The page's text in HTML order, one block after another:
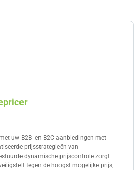
orderverwerking, tools
uw B2B- en B2C-aanbiedingen met
prijsstrategieën van
dynamische prijscontrole zorgt
tegen de hoogst mogelijke prijs,